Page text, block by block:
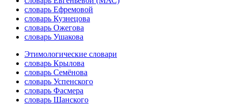
словарь Ефремовой
словарь Кузнецова
словарь Ожегова
словарь Ушакова
Этимологические словари
словарь Крылова
словарь Семёнова
словарь Успенского
словарь Фасмера
словарь Шанского